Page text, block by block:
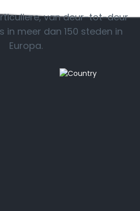
van deur-tot-deur
in meer dan 150 steden in
Europa.